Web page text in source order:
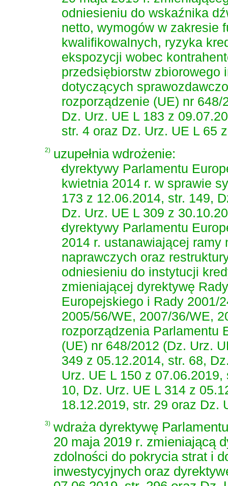
odniesieniu do wskaźnika
netto, wymogów w zakresie
kwalifikowalnych, ryzyka
ekspozycji wobec
przedsiębiorstw zbiorowego
dotyczących
rozporządzenie (UE) nr
Dz. Urz. UE L 183 z
str. 4 oraz Dz. Urz. UE L 65
2) uzupełnia wdrożenie:
-
dyrektywy Parlamentu
kwietnia 2014 r. w sprawie
173 z 12.06.2014, str. 149,
Dz. Urz. UE L 309 z
-
dyrektywy Parlamentu
2014 r. ustanawiającej ramy
naprawczych oraz
odniesieniu do instytucji
zmieniającej dyrektywę
Europejskiego i Rady 2001/
2005/56/WE, 2007/36/WE,
rozporządzenia Parlamentu
(UE) nr 648/2012 (Dz. Urz.
349 z 05.12.2014, str. 68,
Urz. UE L 150 z
10, Dz. Urz. UE L 314 z
18.12.2019, str. 29 oraz Dz.
3) wdraża dyrektywę
20 maja 2019 r. zmieniającą
zdolności do pokrycia strat i
inwestycyjnych oraz